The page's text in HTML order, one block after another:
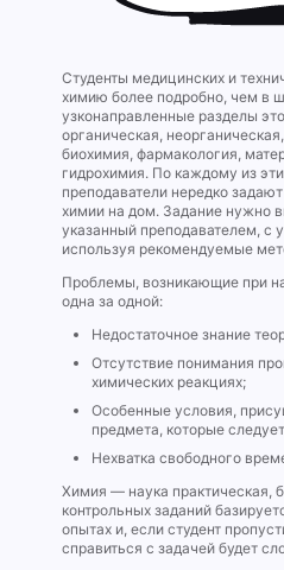
Студенты медицинских и
химию более подробно, чем в
узконаправленные разделы
органическая,
биохимия, фармакология,
гидрохимия. По каждому из
преподаватели нередко
химии на дом. Задание нужно
указанный преподавателем, с
используя рекомендуемые
Проблемы, возникающие при
одна за одной:
Недостаточное знание
Отсутствие понимания
химических реакциях;
Особенные условия,
предмета, которые
Нехватка свободного
Химия — наука практическая,
контрольных заданий
опытах и, если студент
справиться с задачей будет